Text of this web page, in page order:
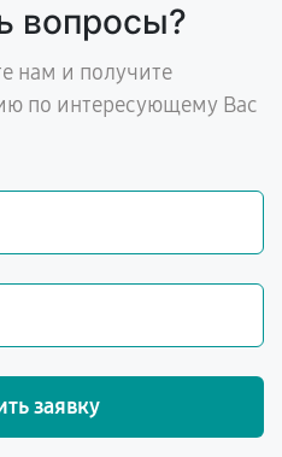
вопросы?
нам и получите
по интересующему Вас
заявку